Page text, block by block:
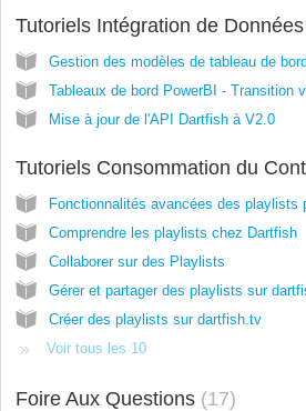
Tutoriels Intégration de Données
Gestion des modèles de tableau de
Tableaux de bord PowerBI - Transition
Mise à jour de l'API Dartfish à V2.0
Tutoriels Consommation du
Comprendre les playlists chez Dartfish
Collaborer sur des Playlists
Gérer et partager des playlists sur
Créer des playlists sur dartfish.tv
Voir tous les 10
Foire Aux Questions 17